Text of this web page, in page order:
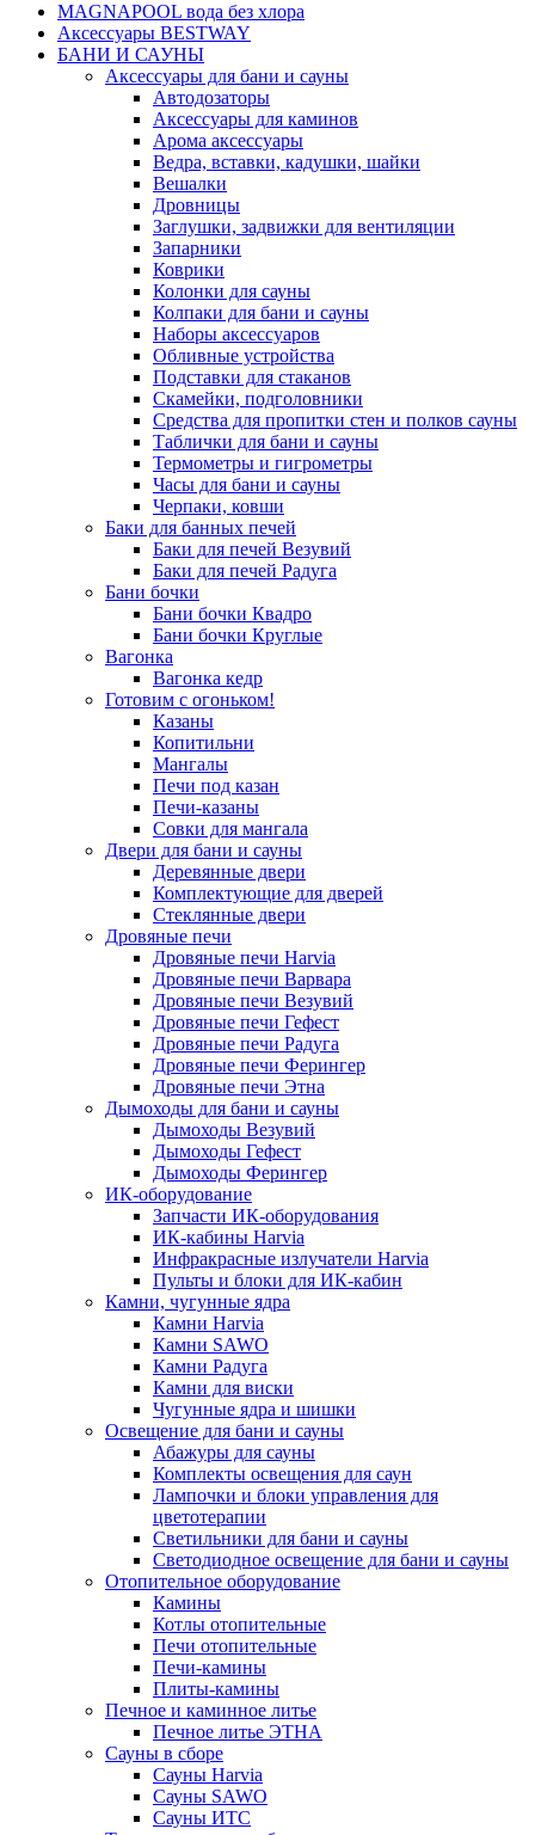
MAGNAPOOL вода без хлора
Аксессуары BESTWAY
БАНИ И САУНЫ
Аксессуары для бани и сауны
Автодозаторы
Аксессуары для каминов
Арома аксессуары
Ведра, вставки, кадушки, шайки
Вешалки
Дровницы
Заглушки, задвижки для вентиляции
Запарники
Коврики
Колонки для сауны
Колпаки для бани и сауны
Наборы аксессуаров
Обливные устройства
Подставки для стаканов
Скамейки, подголовники
Средства для пропитки стен и полков сауны
Таблички для бани и сауны
Термометры и гигрометры
Часы для бани и сауны
Черпаки, ковши
Баки для банных печей
Баки для печей Везувий
Баки для печей Радуга
Бани бочки
Бани бочки Квадро
Бани бочки Круглые
Вагонка
Вагонка кедр
Готовим с огоньком!
Казаны
Копитильни
Мангалы
Печи под казан
Печи-казаны
Совки для мангала
Двери для бани и сауны
Деревянные двери
Комплектующие для дверей
Стеклянные двери
Дровяные печи
Дровяные печи Harvia
Дровяные печи Варвара
Дровяные печи Везувий
Дровяные печи Гефест
Дровяные печи Радуга
Дровяные печи Ферингер
Дровяные печи Этна
Дымоходы для бани и сауны
Дымоходы Везувий
Дымоходы Гефест
Дымоходы Ферингер
ИК-оборудование
Запчасти ИК-оборудования
ИК-кабины Harvia
Инфракрасные излучатели Harvia
Пульты и блоки для ИК-кабин
Камни, чугунные ядра
Камни Harvia
Камни SAWO
Камни Радуга
Камни для виски
Чугунные ядра и шишки
Освещение для бани и сауны
Абажуры для сауны
Комплекты освещения для саун
Лампочки и блоки управления для
цветотерапии
Светильники для бани и сауны
Светодиодное освещение для бани и сауны
Отопительное оборудование
Камины
Котлы отопительные
Печи отопительные
Печи-камины
Плиты-камины
Печное и каминное литье
Печное литье ЭТНА
Сауны в сборе
Cауны Harvia
Сауны SAWO
Сауны ИТС